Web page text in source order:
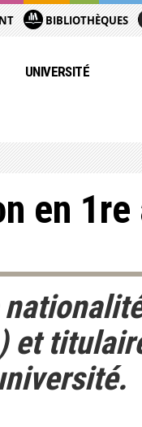
BIBLIOTHÈQUES
UNIVERSITÉ
en
et